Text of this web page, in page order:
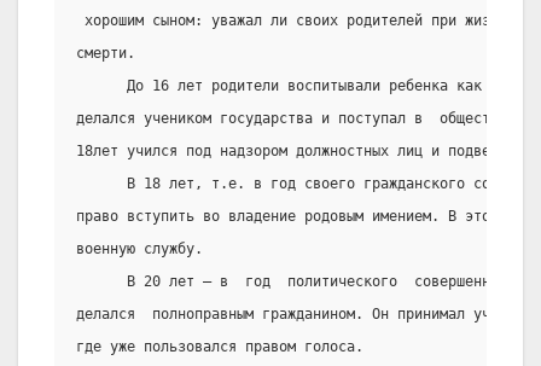
хорошим сыном: уважал ли своих родителей при жизни
смерти.
До 16 лет родители воспитывали ребенка как
делался учеником государства и поступал в
18лет учился под надзором должностных лиц и
В 18 лет, т.е. в год своего гражданского
право вступить во владение родовым имением. В это же
военную службу.
В 20 лет – в  год  политического
делался  полноправным гражданином. Он принимал
где уже пользовался правом голоса.